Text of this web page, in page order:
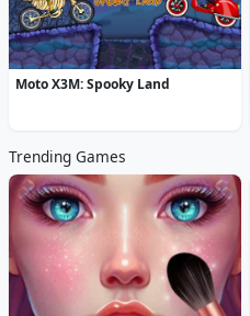
Moto X3M: Spooky Land
Trending Games